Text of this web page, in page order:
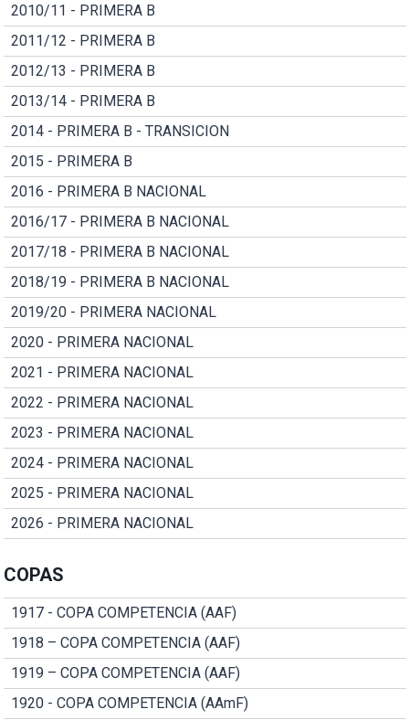
2010/11 - PRIMERA B
2011/12 - PRIMERA B
2012/13 - PRIMERA B
2013/14 - PRIMERA B
2014 - PRIMERA B - TRANSICION
2015 - PRIMERA B
2016 - PRIMERA B NACIONAL
2016/17 - PRIMERA B NACIONAL
2017/18 - PRIMERA B NACIONAL
2018/19 - PRIMERA B NACIONAL
2019/20 - PRIMERA NACIONAL
2020 - PRIMERA NACIONAL
2021 - PRIMERA NACIONAL
2022 - PRIMERA NACIONAL
2023 - PRIMERA NACIONAL
2024 - PRIMERA NACIONAL
2025 - PRIMERA NACIONAL
2026 - PRIMERA NACIONAL
COPAS
1917 - COPA COMPETENCIA (AAF)
1918 – COPA COMPETENCIA (AAF)
1919 – COPA COMPETENCIA (AAF)
1920 - COPA COMPETENCIA (AAmF)